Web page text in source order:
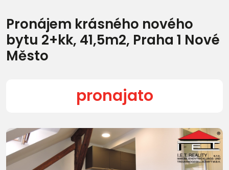
Pronájem krásného nového
bytu 2+kk, 41,5m2, Praha 1 Nové
Město
pronajato